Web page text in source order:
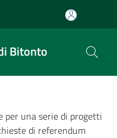
Bitonto
per una serie di progetti
di referendum